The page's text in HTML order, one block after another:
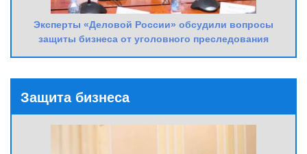
Эксперты «Деловой России» обсудили вопросы
защиты бизнеса от уголовного преследования
Защита бизнеса